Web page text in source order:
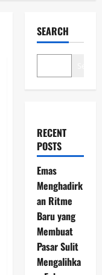
SEARCH
RECENT
POSTS
Emas
Menghadirk
an Ritme
Baru yang
Membuat
Pasar Sulit
Mengalihka